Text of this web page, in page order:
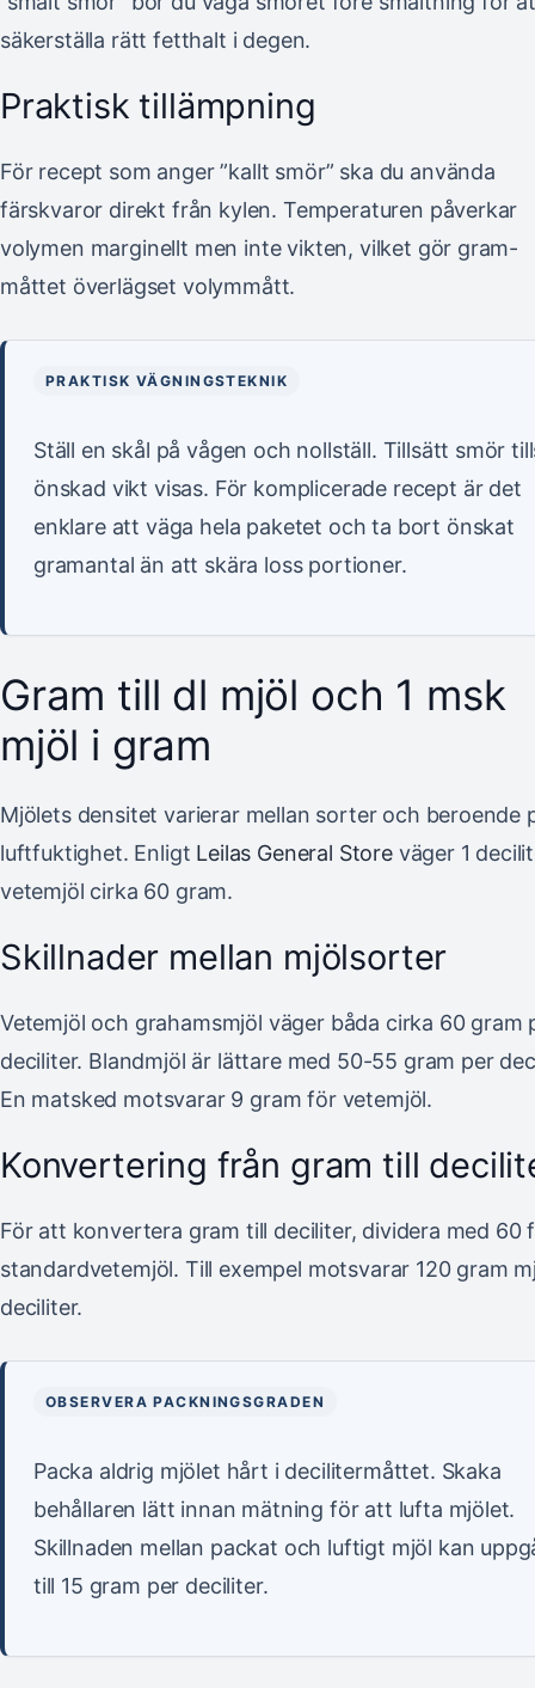
säkerställa rätt fetthalt i degen.
Praktisk tillämpning
För recept som anger ”kallt smör” ska du använda
färskvaror direkt från kylen. Temperaturen påverkar
volymen marginellt men inte vikten, vilket gör gram-
måttet överlägset volymmått.
PRAKTISK VÄGNINGSTEKNIK
Ställ en skål på vågen och nollställ. Tillsätt smör
önskad vikt visas. För komplicerade recept är det
enklare att väga hela paketet och ta bort önskat
gramantal än att skära loss portioner.
Gram till dl mjöl och 1 msk
mjöl i gram
Mjölets densitet varierar mellan sorter och beroende
luftfuktighet. Enligt Leilas General Storeväger 1
vetemjöl cirka 60 gram.
Skillnader mellan mjölsorter
Vetemjöl och grahamsmjöl väger båda cirka 60 gram
deciliter. Blandmjöl är lättare med 50-55 gram per
En matsked motsvarar 9 gram för vetemjöl.
Konvertering från gram till
För att konvertera gram till deciliter, dividera med 60
standardvetemjöl. Till exempel motsvarar 120 gram
deciliter.
OBSERVERA PACKNINGSGRADEN
Packa aldrig mjölet hårt i decilitermåttet. Skaka
behållaren lätt innan mätning för att lufta mjölet.
Skillnaden mellan packat och luftigt mjöl kan
till 15 gram per deciliter.